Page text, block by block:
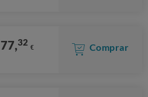
77,32 € Comprar